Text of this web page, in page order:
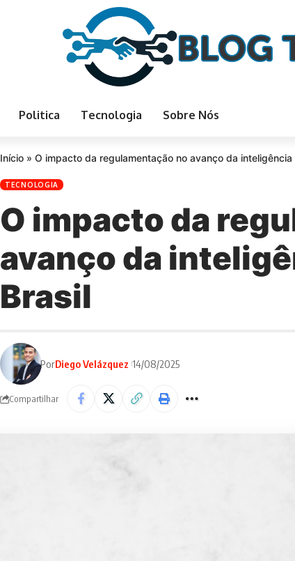
Politica Tecnologia Sobre Nós
Início » O impacto da regulamentação no avanço da
TECNOLOGIA
O impacto da
avanço da
Brasil
PorDiego Velázquez 14/08/2025
Compartilhar